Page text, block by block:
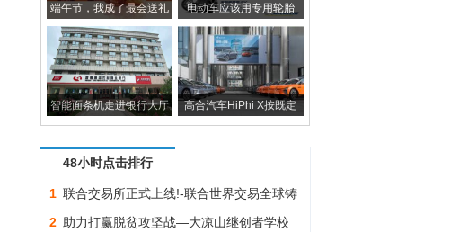
端午节，我成了最会送礼 电动车应该用专用轮胎
智能面条机走进银行大厅 高合汽车HiPhi X按既定
48小时点击排行
1 联合交易所正式上线!-联合世界交易全球铸
造数
2 助力打赢脱贫攻坚战—大凉山继创者学校